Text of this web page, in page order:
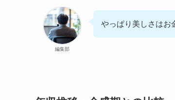
編集部
やっぱり美しさはお